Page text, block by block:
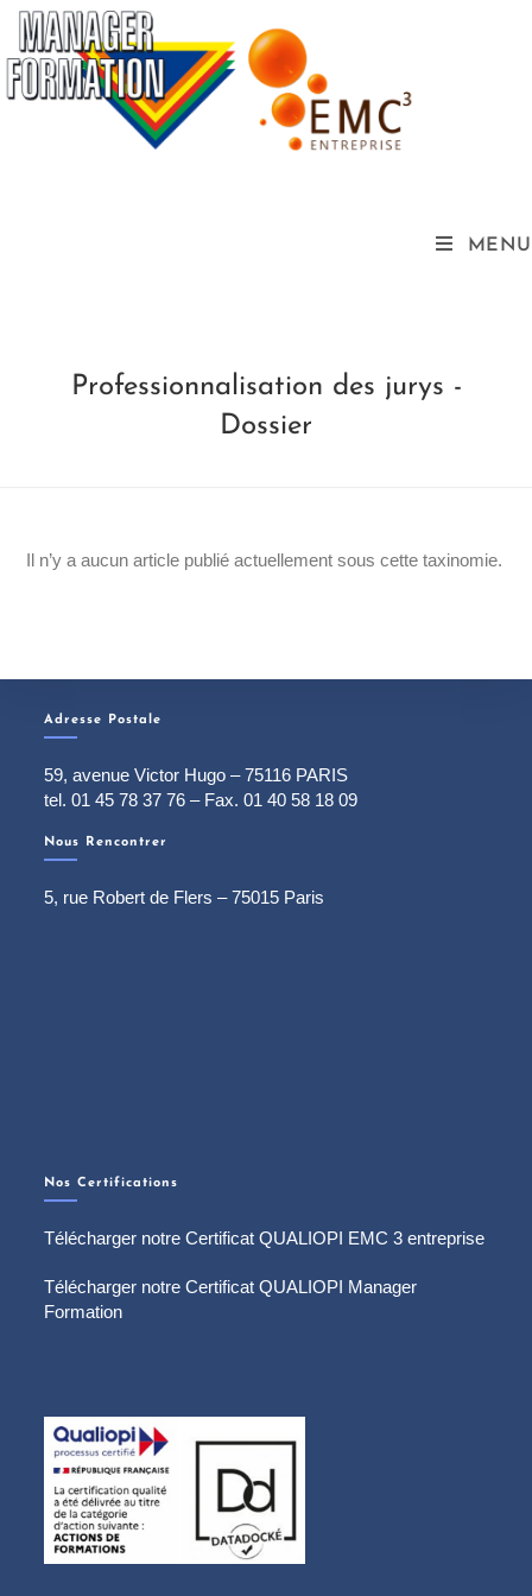
MENU
Professionnalisation des jurys -
Dossier
Il n’y a aucun article publié actuellement sous cette taxinomie.
Adresse Postale
59, avenue Victor Hugo – 75116 PARIS
tel. 01 45 78 37 76 – Fax. 01 40 58 18 09
Nous Rencontrer
5, rue Robert de Flers – 75015 Paris
Nos Certifications
Télécharger notre Certificat QUALIOPI EMC 3 entreprise
Télécharger notre Certificat QUALIOPI Manager
Formation